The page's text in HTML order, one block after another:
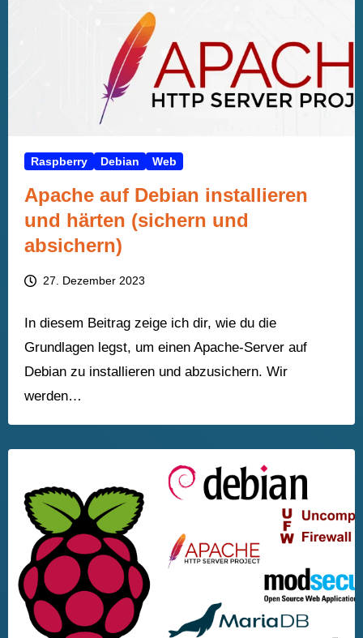
Raspberry Debian Web
Apache auf Debian installieren
und härten (sichern und
absichern)
27. Dezember 2023
In diesem Beitrag zeige ich dir, wie du die
Grundlagen legst, um einen Apache-Server auf
Debian zu installieren und abzusichern. Wir
werden…